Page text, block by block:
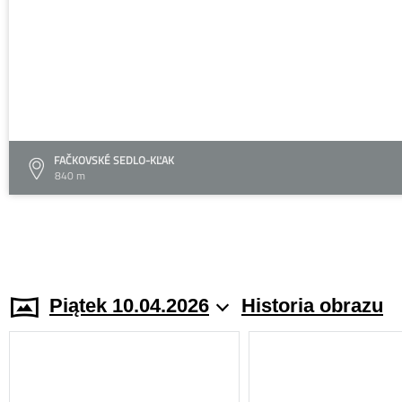
FAČKOVSKÉ SEDLO-KĽAK
840 m
Piątek 10.04.2026 Historia obrazu